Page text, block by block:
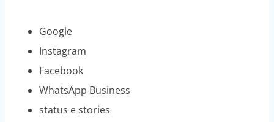
Google
Instagram
Facebook
WhatsApp Business
status e stories